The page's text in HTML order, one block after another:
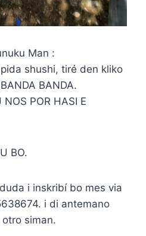
Man :
shushi, tiré den kliko
BANDA.
POR HASI E
BO.
i inskribí bo mes via
i di antemano
siman.